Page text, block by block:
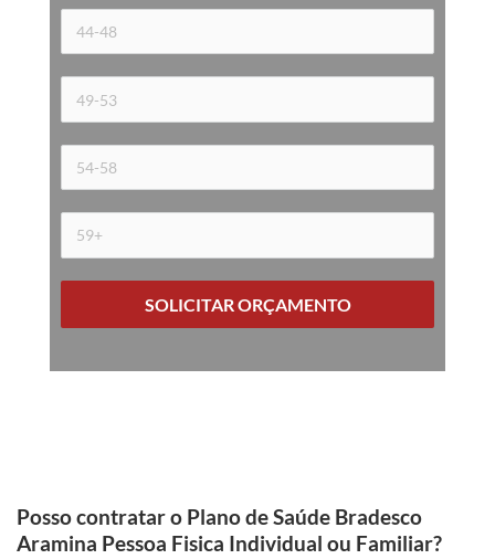
SOLICITAR ORÇAMENTO
Posso contratar o Plano de Saúde Bradesco
Aramina Pessoa Fisica Individual ou Familiar?